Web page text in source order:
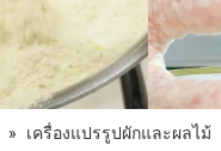
» เครื่องแปรรูปผักและผลไม้